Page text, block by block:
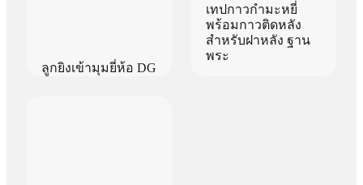
ลูกยิงเข้ามุมยี่ห้อ DG
เทปกาวกำมะหยี่
พร้อมกาวติดหลัง
สำหรับฝาหลัง ฐาน
พระ